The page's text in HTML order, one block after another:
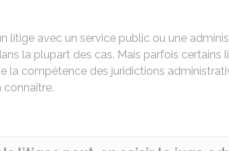
litige avec un service public ou une
la plupart des cas. Mais parfois
la compétence des juridictions
connaître.